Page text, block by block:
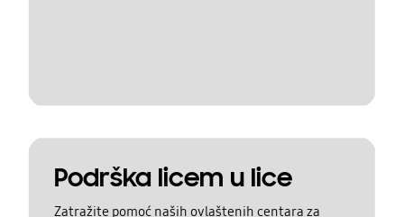
Podrška licem u lice
Zatražite pomoć naših ovlaštenih centara za